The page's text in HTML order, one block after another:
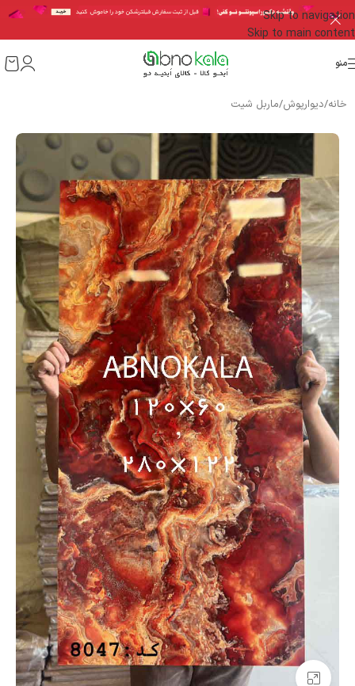
Skip to navigation
Skip to main content
منو
خانه/دیوارپوش/ماربل شیت
بزرگنمایی تصویر